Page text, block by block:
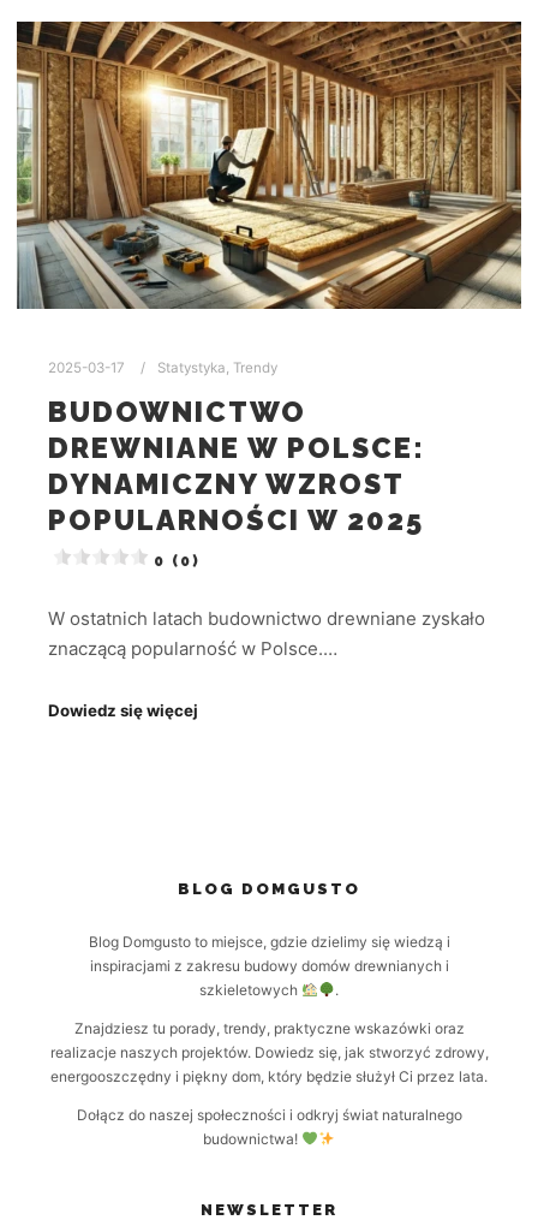
2025-03-17 Statystyka, Trendy
BUDOWNICTWO
DREWNIANE W POLSCE:
DYNAMICZNY WZROST
POPULARNOŚCI W 2025
0 (0)
W ostatnich latach budownictwo drewniane zyskało
znaczącą popularność w Polsce.…
Dowiedz się więcej
BLOG DOMGUSTO
Blog Domgusto to miejsce, gdzie dzielimy się wiedzą i
inspiracjami z zakresu budowy domów drewnianych i
szkieletowych
.
Znajdziesz tu porady, trendy, praktyczne wskazówki oraz
realizacje naszych projektów. Dowiedz się, jak stworzyć zdrowy,
energooszczędny i piękny dom, który będzie służył Ci przez lata.
Dołącz do naszej społeczności i odkryj świat naturalnego
budownictwa!
NEWSLETTER